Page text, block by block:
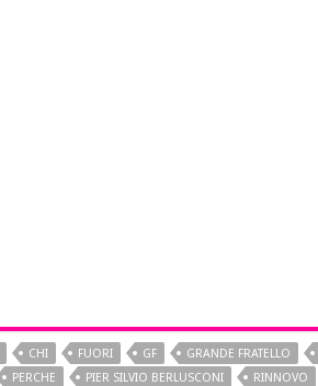
CHI FUORI GF GRANDE FRATELLO
PERCHE PIER SILVIO BERLUSCONI RINNOVO